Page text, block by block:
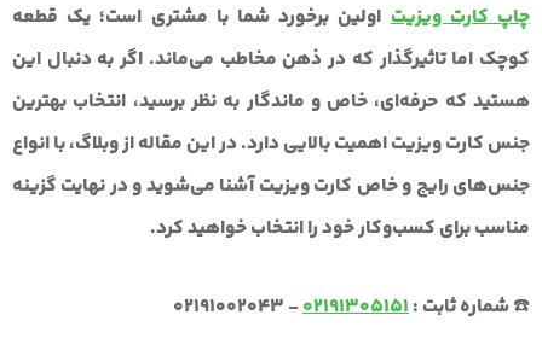
چاپ کارت ویزیتاولین برخورد شما با مشتری است؛ یک قطعه
کوچک اما تاثیرگذار که در ذهن مخاطب می‌ماند. اگر به دنبال این
هستید که حرفه‌ای، خاص و ماندگار به نظر برسید، انتخاب بهترین
جنس کارت ویزیتاهمیت بالایی دارد. در این مقاله از وبلاگ، با انواع
جنس‌های رایج و خاص کارت ویزیت آشنا می‌شوید و در نهایت گزینه
مناسب برای کسب‌وکار خود را انتخاب خواهید کرد.
☎️ شماره ثابت :02191305151
-